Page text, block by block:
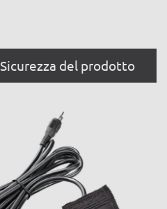
Sicurezza del prodotto